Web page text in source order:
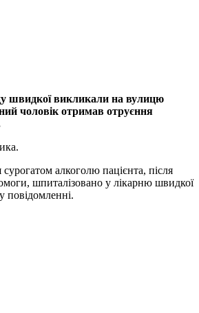
швидкої викликали на вулицю
чоловік отримав отруєння
алкоголю пацієнта, після
шпиталізовано у лікарню швидкої
повідомленні.